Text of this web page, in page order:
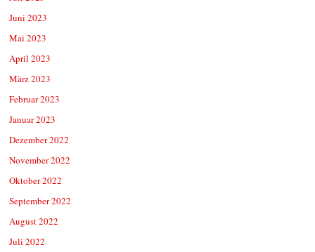
Juni 2023
Mai 2023
April 2023
März 2023
Februar 2023
Januar 2023
Dezember 2022
November 2022
Oktober 2022
September 2022
August 2022
Juli 2022